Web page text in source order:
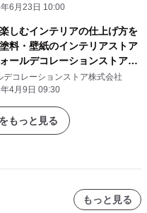
～
6月23日 10:00
しむインテリアの仕上げ方を
料・壁紙のインテリアストア
ールデコレーションストア」
オープン
デコレーションストア株式会社
4月9日 09:30
もっと見る
もっと見る